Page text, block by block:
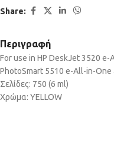
Share:
Περιγραφή
For use in HP DeskJet 3520
PhotoSmart 5510 e-All-in-
Σελίδες: 750 (6 ml)
Χρώμα: YELLOW